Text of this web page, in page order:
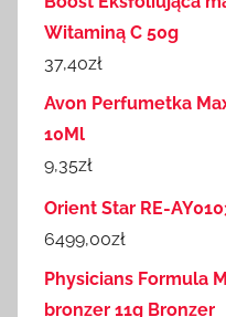
Witaminą C 50g
37,40zł
Avon Perfumetka
10Ml
9,35zł
Orient Star RE-
6499,00zł
Physicians Formula
bronzer 11g Bronzer